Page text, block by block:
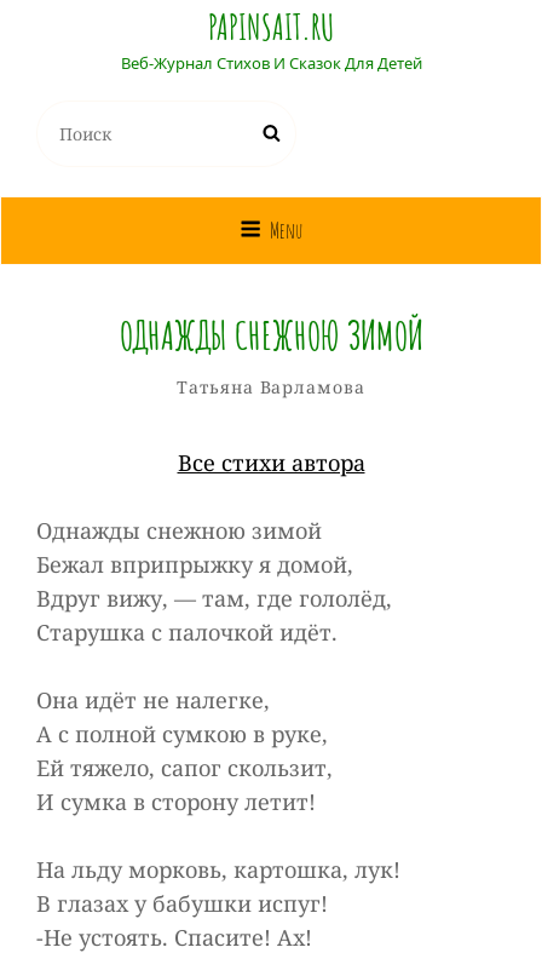
PAPINSAIT.RU
Веб-Журнал Стихов И Сказок Для Детей
Menu
ОДНАЖДЫ СНЕЖНОЮ ЗИМОЙ
Рубрики
Татьяна ВарламоваТатьяна
Все стихи автора
Однажды снежною зимой
Бежал вприпрыжку я домой,
Вдруг вижу, — там, где гололёд,
Старушка с палочкой идёт.
Она идёт не налегке,
А с полной сумкою в руке,
Ей тяжело, сапог скользит,
И сумка в сторону летит!
На льду морковь, картошка, лук!
В глазах у бабушки испуг!
-Не устоять. Спасите! Ах!